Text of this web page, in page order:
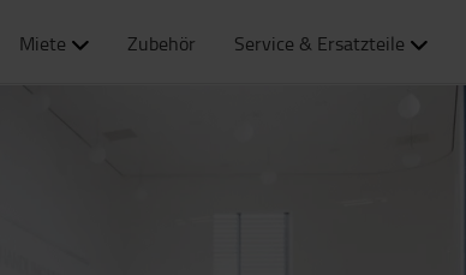
Miete Zubehör Service & Ersatzteile